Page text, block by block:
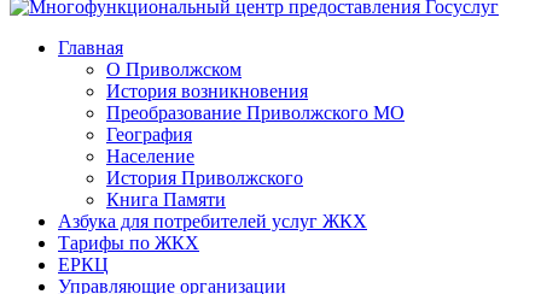
Главная
О Приволжском
История возникновения
Преобразование Приволжского МО
География
Население
История Приволжского
Книга Памяти
Азбука для потребителей услуг ЖКХ
Тарифы по ЖКХ
ЕРКЦ
Управляющие организации